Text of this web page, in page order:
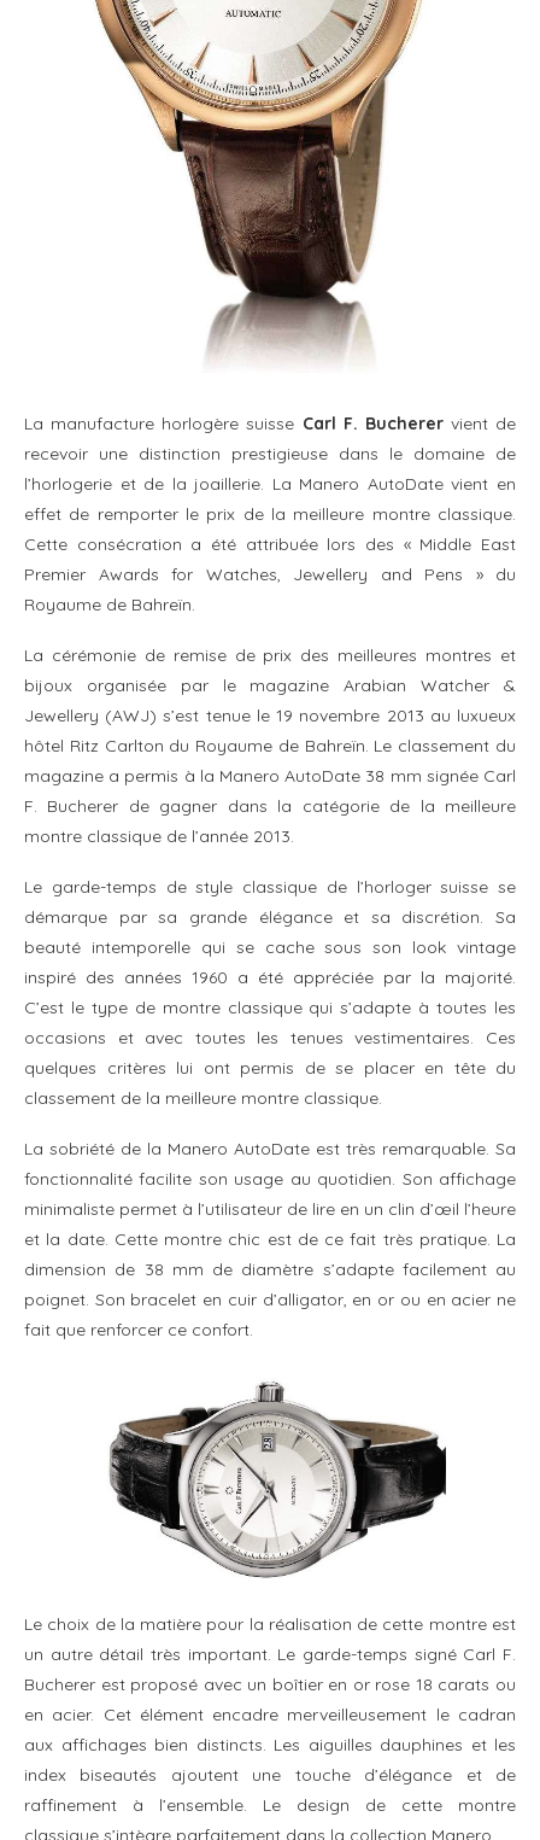
La manufacture horlogère suisse Carl F. Bucherervient de
recevoir une distinction prestigieuse dans le domaine de
l’horlogerie et de la joaillerie. La Manero AutoDate vient en
effet de remporter le prix de la meilleure montre classique.
Cette consécration a été attribuée lors des « Middle East
Premier Awards for Watches, Jewellery and Pens » du
Royaume de Bahreïn.
La cérémonie de remise de prix des meilleures montres et
bijoux organisée par le magazine Arabian Watcher &
Jewellery (AWJ) s’est tenue le 19 novembre 2013 au luxueux
hôtel Ritz Carlton du Royaume de Bahreïn. Le classement du
magazine a permis à la Manero AutoDate 38 mm signée Carl
F. Bucherer de gagner dans la catégorie de la meilleure
montre classique de l’année 2013.
Le garde-temps de style classique de l’horloger suisse se
démarque par sa grande élégance et sa discrétion. Sa
beauté intemporelle qui se cache sous son look vintage
inspiré des années 1960 a été appréciée par la majorité.
C’est le type de montre classique qui s’adapte à toutes les
occasions et avec toutes les tenues vestimentaires. Ces
quelques critères lui ont permis de se placer en tête du
classement de la meilleure montre classique.
La sobriété de la Manero AutoDate est très remarquable. Sa
fonctionnalité facilite son usage au quotidien. Son affichage
minimaliste permet à l’utilisateur de lire en un clin d’œil l’heure
et la date. Cette montre chic est de ce fait très pratique. La
dimension de 38 mm de diamètre s’adapte facilement au
poignet. Son bracelet en cuir d’alligator, en or ou en acier ne
fait que renforcer ce confort.
Le choix de la matière pour la réalisation de cette montre est
un autre détail très important. Le garde-temps signé Carl F.
Bucherer est proposé avec un boîtier en or rose 18 carats ou
en acier. Cet élément encadre merveilleusement le cadran
aux affichages bien distincts. Les aiguilles dauphines et les
index biseautés ajoutent une touche d’élégance et de
raffinement à l’ensemble. Le design de cette montre
classique s’intègre parfaitement dans la collection Manero.